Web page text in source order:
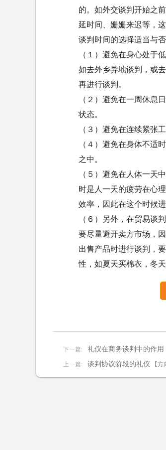
的。如外交谈判开始之
延时间、姗姗来迟等，
谈判时间的选择适当与
（１）避免在身心处于
如去外乡异地谈判，或
再进行谈判。
（２）避免在一周休息
状态。
（３）避免在连续紧张
（４）避免在身体不适
之中。
（５）避免在人体一天
时是人一天的疲劳在心
效率，因此在这个时候
（６）另外，在贸易谈
要尽量避开卖方市场，
出售产品时进行谈判，
性，如夏天买棉衣，冬
下一篇: 礼仪在商务谈判中的作用
上一篇: 谈判协议阶段的礼仪 【